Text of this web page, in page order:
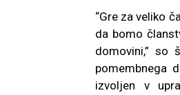
“Gre za veliko
da bomo
domovini,” so
pomembnega
izvoljen v